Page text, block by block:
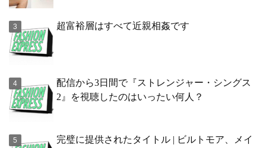
超富裕層はすべて近親相姦です
配信から3日間で『ストレンジャー・シングス
2』を視聴したのはいったい何人？
完璧に提供されたタイトル | ビルトモア、メイ